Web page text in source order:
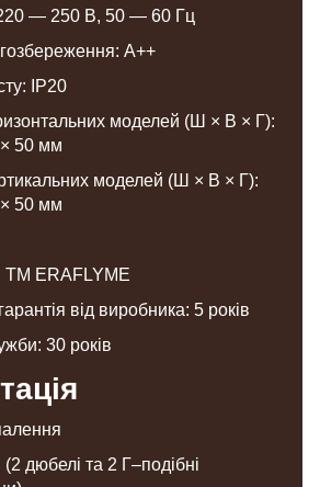
— 250 В, 50 — 60 Гц
A++
IP20
моделей (Ш × В × Г):
50 мм
моделей (Ш × В × Г):
50 мм
TM ERAFLYME
від виробника: 5 років
30 років
(2 дюбелі та 2 Г–подібні